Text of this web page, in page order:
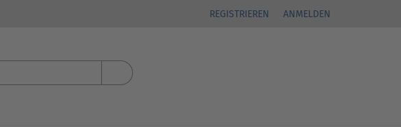
REGISTRIEREN ANMELDEN